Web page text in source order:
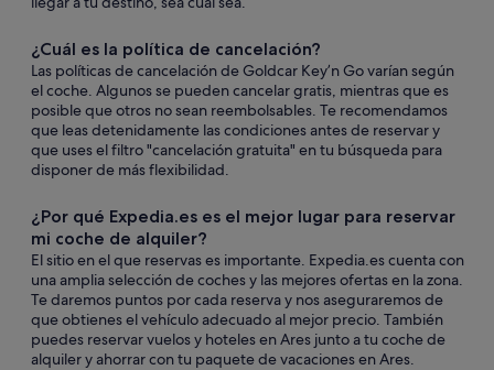
¿Cuál es la política de cancelación?
Las políticas de cancelación de Goldcar Key’n Go varían según
el coche. Algunos se pueden cancelar gratis, mientras que es
posible que otros no sean reembolsables. Te recomendamos
que leas detenidamente las condiciones antes de reservar y
que uses el filtro "cancelación gratuita" en tu búsqueda para
disponer de más flexibilidad.
¿Por qué Expedia.es es el mejor lugar para reservar
mi coche de alquiler?
El sitio en el que reservas es importante. Expedia.es cuenta con
una amplia selección de coches y las mejores ofertas en la zona.
Te daremos puntos por cada reserva y nos aseguraremos de
que obtienes el vehículo adecuado al mejor precio. También
puedes reservar vuelos y hoteles en Ares junto a tu coche de
alquiler y ahorrar con tu paquete de vacaciones en Ares.